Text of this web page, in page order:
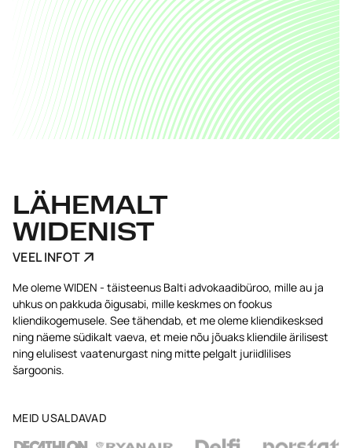
LÄHEMALT
WIDENIST
VEEL INFOT
Me oleme WIDEN - täisteenus Balti advokaadibüroo, mille au ja
uhkus on pakkuda õigusabi, mille keskmes on fookus
kliendikogemusele. See tähendab, et me oleme kliendikesksed
ning näeme südikalt vaeva, et meie nõu jõuaks kliendile ärilisest
ning elulisest vaatenurgast ning mitte pelgalt juriidlilises
šargoonis.
MEID USALDAVAD